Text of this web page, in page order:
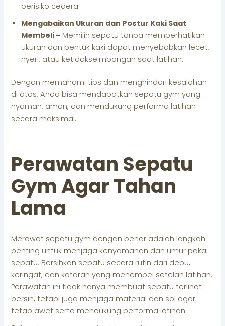
berisiko cedera.
Mengabaikan Ukuran dan Postur Kaki Saat
Membeli – Memilih sepatu tanpa memperhatikan
ukuran dan bentuk kaki dapat menyebabkan lecet,
nyeri, atau ketidakseimbangan saat latihan.
Dengan memahami tips dan menghindari kesalahan
di atas, Anda bisa mendapatkan sepatu gym yang
nyaman, aman, dan mendukung performa latihan
secara maksimal.
Perawatan Sepatu
Gym Agar Tahan
Lama
Merawat sepatu gym dengan benar adalah langkah
penting untuk menjaga kenyamanan dan umur pakai
sepatu. Bersihkan sepatu secara rutin dari debu,
keringat, dan kotoran yang menempel setelah latihan.
Perawatan ini tidak hanya membuat sepatu terlihat
bersih, tetapi juga menjaga material dan sol agar
tetap awet serta mendukung performa latihan.